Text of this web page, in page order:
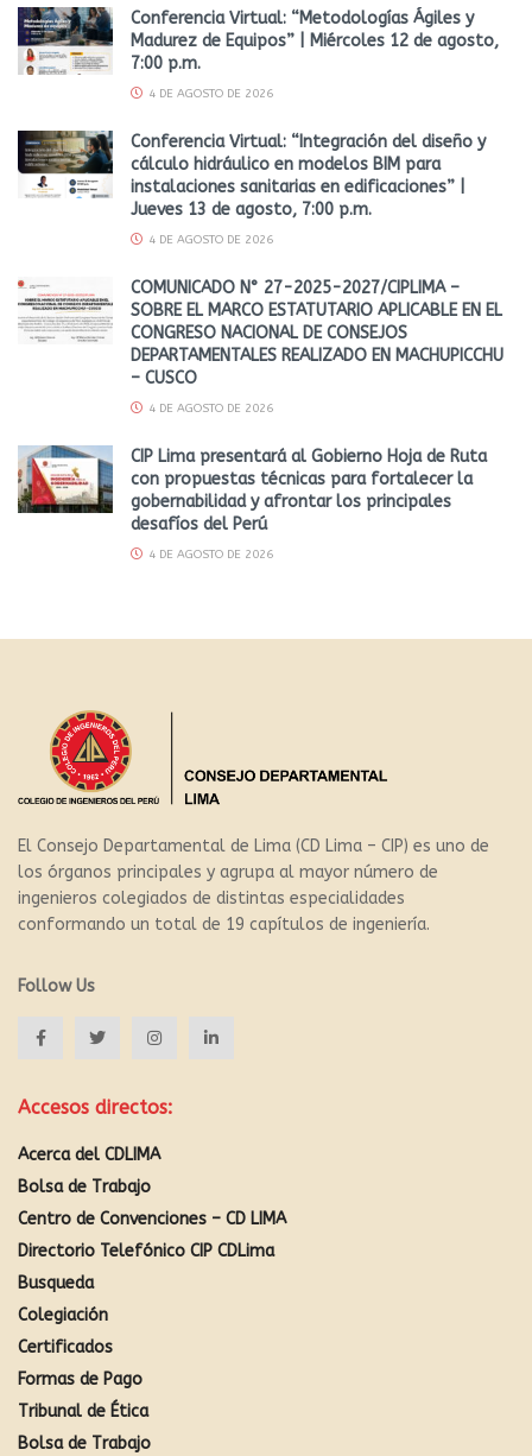
Conferencia Virtual: “Metodologías Ágiles y
Madurez de Equipos” | Miércoles 12 de agosto,
7:00 p.m.
4 DE AGOSTO DE 2026
Conferencia Virtual: “Integración del diseño y
cálculo hidráulico en modelos BIM para
instalaciones sanitarias en edificaciones” |
Jueves 13 de agosto, 7:00 p.m.
4 DE AGOSTO DE 2026
COMUNICADO N° 27-2025-2027/CIPLIMA –
SOBRE EL MARCO ESTATUTARIO APLICABLE EN EL
CONGRESO NACIONAL DE CONSEJOS
DEPARTAMENTALES REALIZADO EN MACHUPICCHU
– CUSCO
4 DE AGOSTO DE 2026
CIP Lima presentará al Gobierno Hoja de Ruta
con propuestas técnicas para fortalecer la
gobernabilidad y afrontar los principales
desafíos del Perú
4 DE AGOSTO DE 2026
El Consejo Departamental de Lima (CD Lima – CIP) es uno de
los órganos principales y agrupa al mayor número de
ingenieros colegiados de distintas especialidades
conformando un total de 19 capítulos de ingeniería.
Follow Us
Accesos directos:
Acerca del CDLIMA
Bolsa de Trabajo
Centro de Convenciones – CD LIMA
Directorio Telefónico CIP CDLima
Busqueda
Colegiación
Certificados
Formas de Pago
Tribunal de Ética
Bolsa de Trabajo